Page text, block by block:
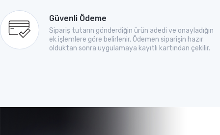
Güvenli Ödeme
Sipariş tutarın gönderdiğin ürün adedi ve onayladığın
ek işlemlere göre belirlenir. Ödemen siparişin hazır
olduktan sonra uygulamaya kayıtlı kartından çekilir.